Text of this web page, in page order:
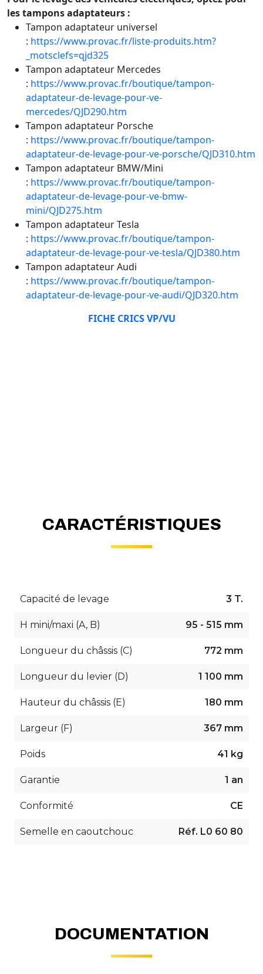
les tampons adaptateurs :
Tampon adaptateur universel
: https://www.provac.fr/liste-produits.htm?
_motsclefs=qjd325
Tampon adaptateur Mercedes
: https://www.provac.fr/boutique/tampon-
adaptateur-de-levage-pour-ve-
mercedes/QJD290.htm
Tampon adaptateur Porsche
: https://www.provac.fr/boutique/tampon-
adaptateur-de-levage-pour-ve-porsche/QJD310.htm
Tampon adaptateur BMW/Mini
: https://www.provac.fr/boutique/tampon-
adaptateur-de-levage-pour-ve-bmw-
mini/QJD275.htm
Tampon adaptateur Tesla
: https://www.provac.fr/boutique/tampon-
adaptateur-de-levage-pour-ve-tesla/QJD380.htm
Tampon adaptateur Audi
: https://www.provac.fr/boutique/tampon-
adaptateur-de-levage-pour-ve-audi/QJD320.htm
FICHE CRICS VP/VU
CARACTÉRISTIQUES
Capacité de levage 3 T.
H mini/maxi (A, B) 95 - 515 mm
Longueur du châssis (C) 772 mm
Longueur du levier (D) 1 100 mm
Hauteur du châssis (E) 180 mm
Largeur (F) 367 mm
Poids 41 kg
Garantie 1 an
Conformité CE
Semelle en caoutchouc Réf. L0 60 80
DOCUMENTATION